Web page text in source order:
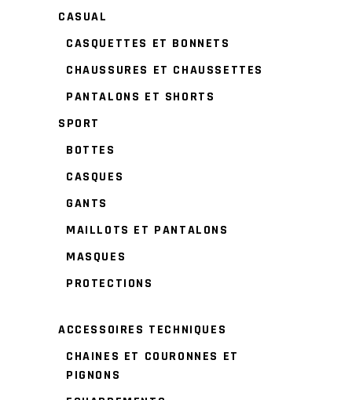
CASUAL
CASQUETTES ET BONNETS
CHAUSSURES ET CHAUSSETTES
PANTALONS ET SHORTS
SPORT
BOTTES
CASQUES
GANTS
MAILLOTS ET PANTALONS
MASQUES
PROTECTIONS
ACCESSOIRES TECHNIQUES
CHAINES ET COURONNES ET
PIGNONS